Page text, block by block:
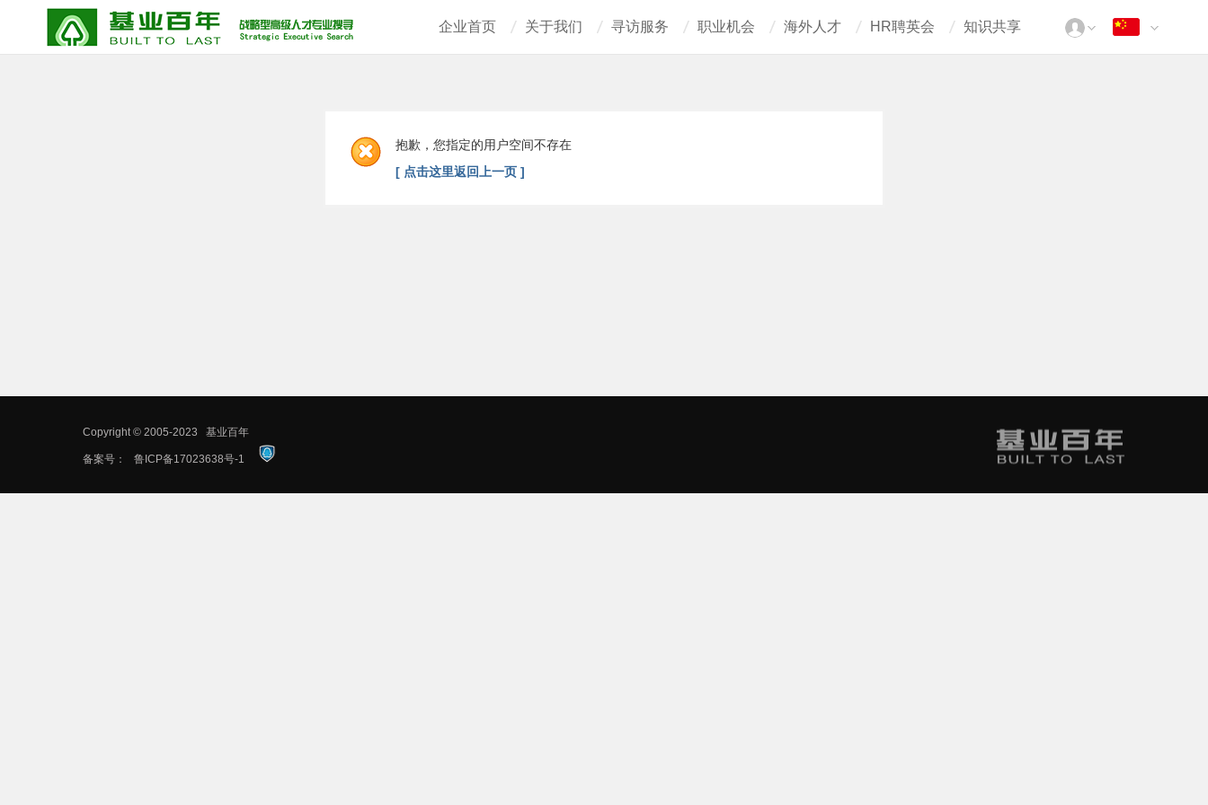
企业首页 关于我们 寻访服务 职业机会 海外人才 HR聘英会 知识共享
抱歉，您指定的用户空间不存在
[ 点击这里返回上一页 ]
Copyright © 2005-2023 基业百年
备案号： 鲁ICP备17023638号-1